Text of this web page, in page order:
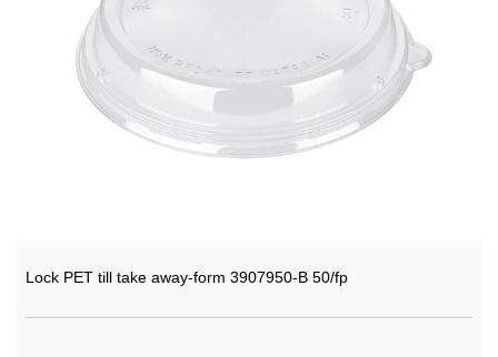
Lock PET till take away-form 3907950-B 50/fp